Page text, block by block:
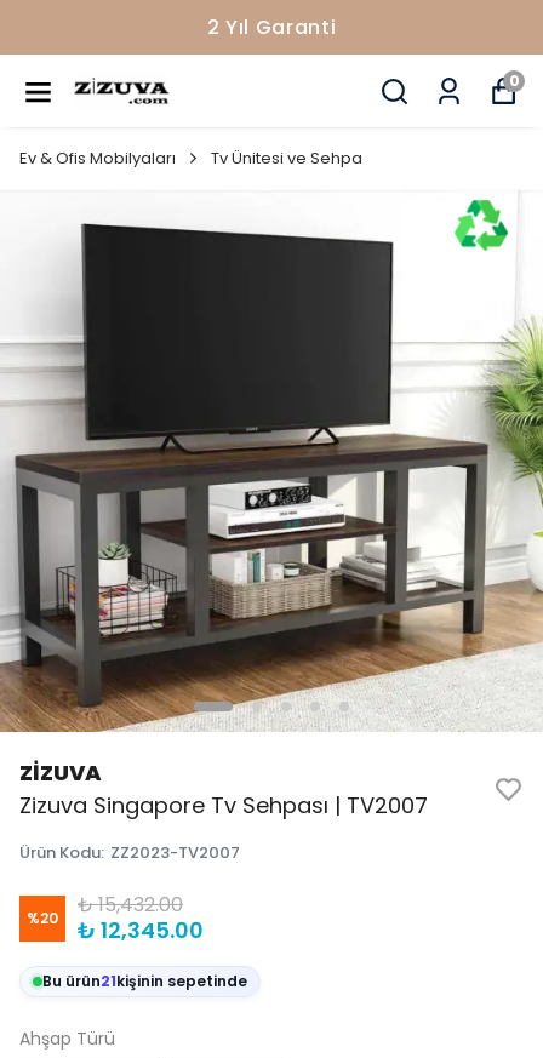
2 Yıl Garanti
0
Ev & Ofis Mobilyaları Tv Ünitesi ve Sehpa
ZİZUVA
Zizuva Singapore Tv Sehpası | TV2007
Ürün Kodu: ZZ2023-TV2007
%20 ₺ 15,432.00
₺ 12,345.00
Bu ürün21kişinin sepetinde
Ahşap Türü